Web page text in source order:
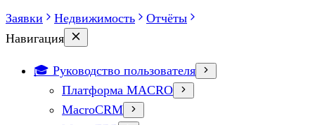
Заявки Недвижимость
Отчёты
Навигация
🎓 Руководство пользователя
Платформа MACRO
MacroCRM